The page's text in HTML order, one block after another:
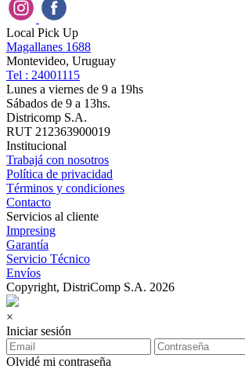
Local Pick Up
Magallanes 1688
Montevideo, Uruguay
Tel : 24001115
Lunes a viernes de 9 a 19hs
Sábados de 9 a 13hs.
Districomp S.A.
RUT 212363900019
Institucional
Trabajá con nosotros
Política de privacidad
Términos y condiciones
Contacto
Servicios al cliente
Impresing
Garantía
Servicio Técnico
Envíos
Copyright, DistriComp S.A. 2026
×
Iniciar sesión
Olvidé mi contraseña